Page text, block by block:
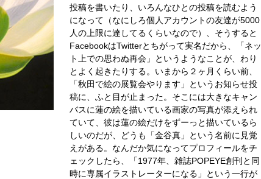
投稿を書いたり、いろんなひとの投稿を読むよう
になって（なにしろ個人アカウントの友達が5000
人の上限に達してるくらいなので）、そうすると
FacebookはTwitterとちがって実名だから、「ネッ
ト上での思わぬ再会」というようなことが、わり
とよく起きたりする。いまから２ヶ月くらい前、
「秋田で絵の展覧会やります」というお知らせ投
稿に、ふと目が止まった。そこには大きなキャン
バスに蓮の絵を描いている画家の写真が添えられ
ていて、彼は蓮の絵だけをずーっと描いているら
しいのだが、どうも「金谷真」という名前に見覚
えがある。なんだか気になってプロフィールをチ
ェックしたら、「1977年、雑誌POPEYE創刊と同
時に専属イラストレーターになる」という一行が